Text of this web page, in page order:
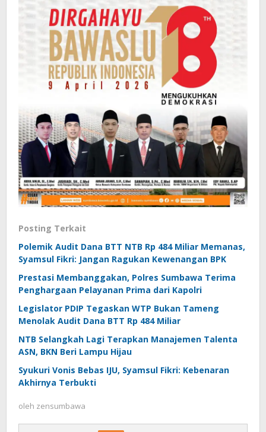
Posting Terkait
Polemik Audit Dana BTT NTB Rp 484 Miliar Memanas,
Syamsul Fikri: Jangan Ragukan Kewenangan BPK
Prestasi Membanggakan, Polres Sumbawa Terima
Penghargaan Pelayanan Prima dari Kapolri
Legislator PDIP Tegaskan WTP Bukan Tameng
Menolak Audit Dana BTT Rp 484 Miliar
NTB Selangkah Lagi Terapkan Manajemen Talenta
ASN, BKN Beri Lampu Hijau
Syukuri Vonis Bebas IJU, Syamsul Fikri: Kebenaran
Akhirnya Terbukti
oleh zensumbawa